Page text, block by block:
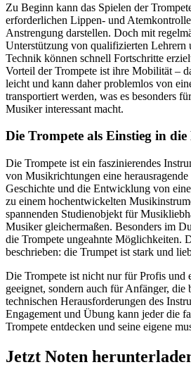
Zu Beginn kann das Spielen der
erforderlichen Lippen- und
Anstrengung darstellen. Doch mit
Unterstützung von qualifizierten Lehrern
Technik können schnell Fortschritte
Vorteil der Trompete ist ihre Mobilität –
leicht und kann daher problemlos von
transportiert werden, was es besonders
Musiker interessant macht.
Die Trompete als Einstieg in
Die Trompete ist ein faszinierendes
von Musikrichtungen eine
Geschichte und die Entwicklung von
zu einem hochentwickelten
spannenden Studienobjekt für
Musiker gleichermaßen. Besonders im
die Trompete ungeahnte Möglichkeiten.
beschrieben: die Trumpet ist stark und
Die Trompete ist nicht nur für Profis und
geeignet, sondern auch für Anfänger, die
technischen Herausforderungen des
Engagement und Übung kann jeder die
Trompete entdecken und seine eigene
Jetzt Noten